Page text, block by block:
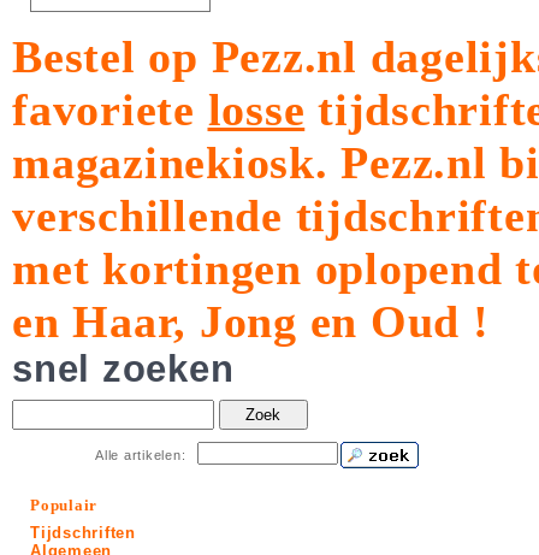
Bestel op Pezz.nl
favoriete losse
magazinekiosk.Pezz.nl
verschillende
met kortingen oplopend
en Haar, Jong en Oud !
snel zoeken
Zoek
Alle artikelen:
Populair
Tijdschriften
Algemeen